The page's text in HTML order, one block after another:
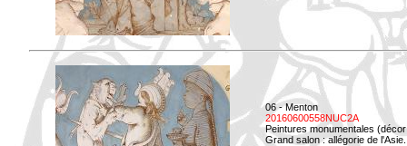
06 - Menton
20160600558NUC2A
Peintures monumentales
Grand salon : allégorie de